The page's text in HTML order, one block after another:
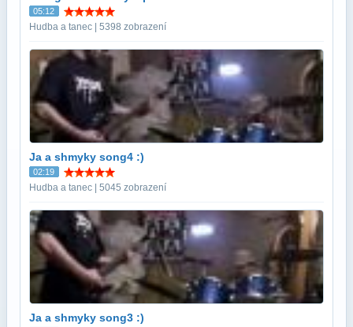
05:12
Hudba a tanec | 5398 zobrazení
Ja a shmyky song4 :)
02:19
Hudba a tanec | 5045 zobrazení
Ja a shmyky song3 :)